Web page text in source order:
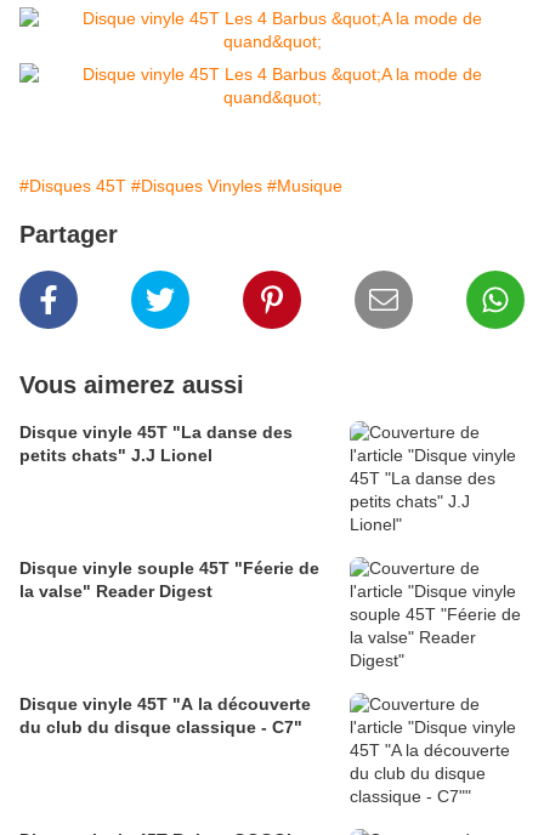
#Disques 45T #Disques Vinyles #Musique
Partager
Vous aimerez aussi
Disque vinyle 45T "La danse des
petits chats" J.J Lionel
Disque vinyle souple 45T "Féerie de
la valse" Reader Digest
Disque vinyle 45T "A la découverte
du club du disque classique - C7"